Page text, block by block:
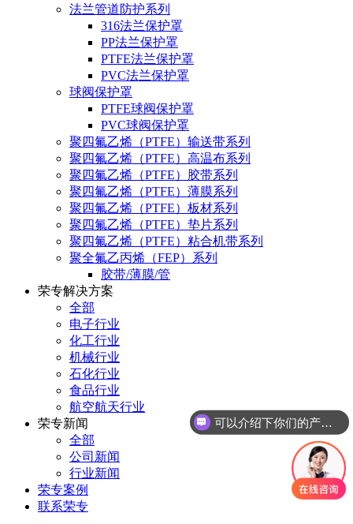
法兰管道防护系列
316法兰保护罩
PP法兰保护罩
PTFE法兰保护罩
PVC法兰保护罩
球阀保护罩
PTFE球阀保护罩
PVC球阀保护罩
聚四氟乙烯（PTFE）输送带系列
聚四氟乙烯（PTFE）高温布系列
聚四氟乙烯（PTFE）胶带系列
聚四氟乙烯（PTFE）薄膜系列
聚四氟乙烯（PTFE）板材系列
聚四氟乙烯（PTFE）垫片系列
聚四氟乙烯（PTFE）粘合机带系列
聚全氟乙丙烯（FEP）系列
胶带/薄膜/管
荣专解决方案
全部
电子行业
化工行业
机械行业
石化行业
食品行业
航空航天行业
荣专新闻
全部
公司新闻
行业新闻
荣专案例
联系荣专
可以介绍下你们的产品么